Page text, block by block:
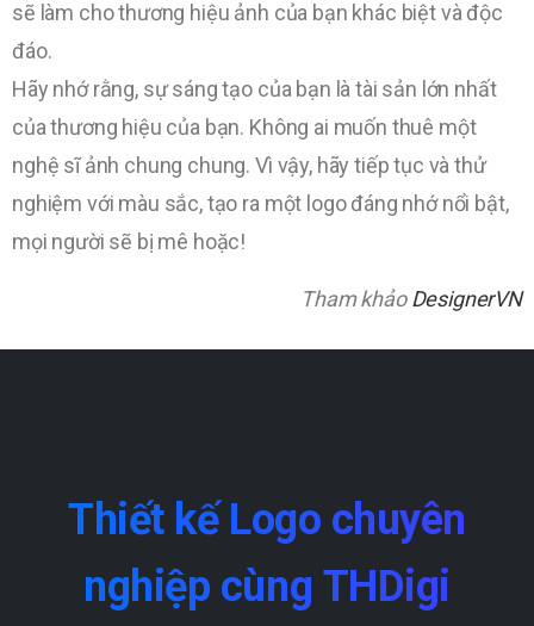
sẽ làm cho thương hiệu ảnh của bạn khác biệt và độc
đáo.
Hãy nhớ rằng, sự sáng tạo của bạn là tài sản lớn nhất
của thương hiệu của bạn. Không ai muốn thuê một
nghệ sĩ ảnh chung chung. Vì vậy, hãy tiếp tục và thử
nghiệm với màu sắc, tạo ra một logo đáng nhớ nổi bật,
mọi người sẽ bị mê hoặc!
Tham khảoDesignerVN
Thiết kế Logo chuyên
nghiệp cùng THDigi